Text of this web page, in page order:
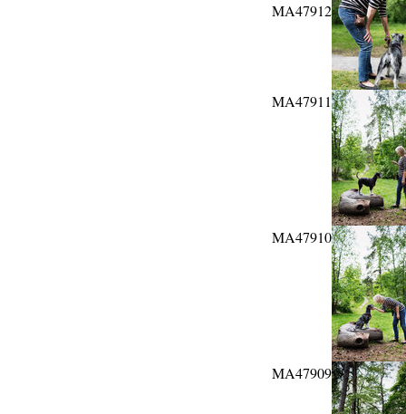
MA47912
MA47911
MA47910
MA47909